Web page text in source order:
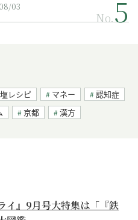
03
No.
レシピ マネー
認知症
京都 漢方
イ』9月号大特集は「『鉄